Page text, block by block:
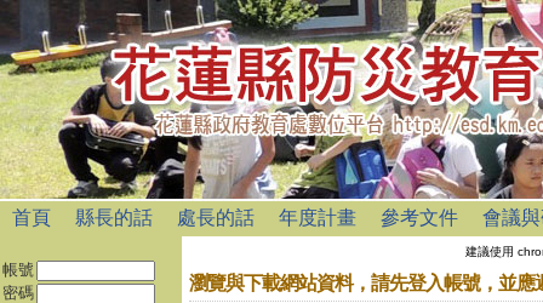
首頁 縣長的話 處長的話 年度計畫 參考文件 會議
帳號
密碼
建議使用
瀏覽與下載網站資料，請先登入帳號，並應